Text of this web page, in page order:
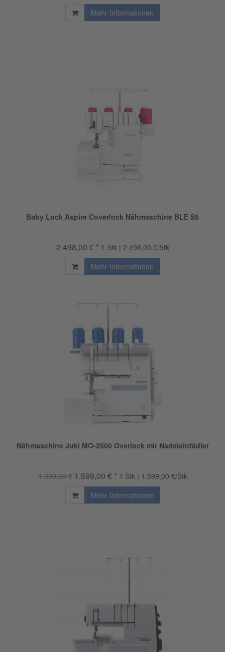
Mehr Informationen
Baby Lock Aspire Coverlock Nähmaschine BLE S5
2.498,00 € * 1 Stk | 2.498,00 €/Stk
Mehr Informationen
Nähmaschine Juki MO-2500 Overlock mit Nadeleinfädler
1.999,00 € 1.599,00 € * 1 Stk | 1.599,00 €/Stk
Mehr Informationen